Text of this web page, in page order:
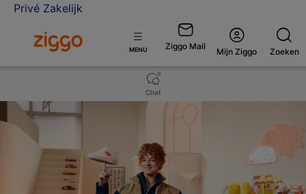
Privé Zakelijk
Ga naar de Ziggo Zakelijk homepage
MENU Ziggo Mail Open
Mijn Ziggo
Zoeken
Chat